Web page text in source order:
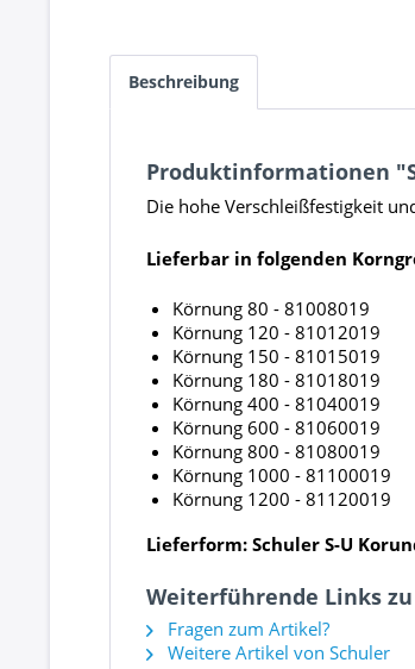
Beschreibung
Produktinformationen
Die hohe Verschleißfestigkeit
Lieferbar in folgenden
Körnung 80 - 81008019
Körnung 120 - 81012019
Körnung 150 - 81015019
Körnung 180 - 81018019
Körnung 400 - 81040019
Körnung 600 - 81060019
Körnung 800 - 81080019
Körnung 1000 - 81100019
Körnung 1200 - 81120019
Lieferform: Schuler S-U
Weiterführende Links
Fragen zum Artikel?
Weitere Artikel von Schuler